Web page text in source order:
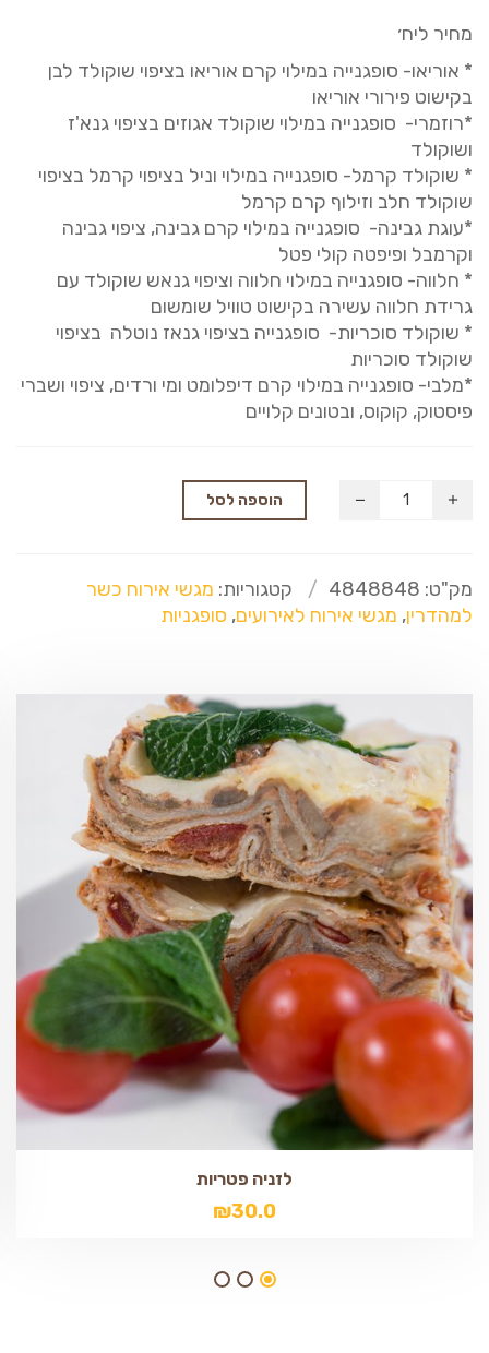
מחיר ליח׳
* אוריאו- סופגנייה במילוי קרם אוריאו בציפוי שוקולד לבן
בקישוט פירורי אוריאו
*רוזמרי- סופגנייה במילוי שוקולד אגוזים בציפוי גנא'ז
ושוקולד
* שוקולד קרמל- סופגנייה במילוי וניל בציפוי קרמל בציפוי
שוקולד חלב וזילוף קרם קרמל
*עוגת גבינה- סופגנייה במילוי קרם גבינה, ציפוי גבינה
וקרמבל ופיפטה קולי פטל
* חלווה- סופגנייה במילוי חלווה וציפוי גנאש שוקולד עם
גרידת חלווה עשירה בקישוט טוויל שומשום
* שוקולד סוכריות- סופגנייה בציפוי גנאז נוטלה בציפוי
שוקולד סוכריות
*מלבי- סופגנייה במילוי קרם דיפלומט ומי ורדים, ציפוי ושברי
פיסטוק, קוקוס, ובטונים קלויים
הוספה לסל
מק"ט: 4848848 קטגוריות: מגשי אירוח כשר
למהדרין, מגשי אירוח לאירועים, סופגניות
לזניה פטריות
₪30.0